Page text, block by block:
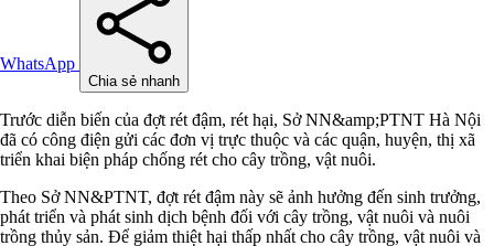
WhatsApp
Chia sẻ nhanh
Trước diễn biến của đợt rét đậm, rét hại, Sở NN&amp;PTNT Hà Nội
đã có công điện gửi các đơn vị trực thuộc và các quận, huyện, thị xã
triển khai biện pháp chống rét cho cây trồng, vật nuôi.
Theo Sở NN&PTNT, đợt rét đậm này sẽ ảnh hưởng đến sinh trưởng,
phát triển và phát sinh dịch bệnh đối với cây trồng, vật nuôi và nuôi
trồng thủy sản. Để giảm thiệt hại thấp nhất cho cây trồng, vật nuôi và